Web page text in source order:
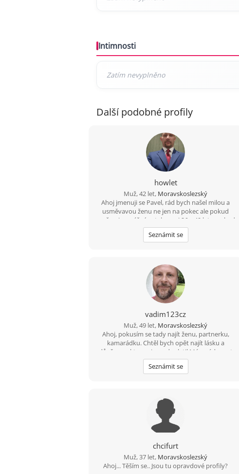
Intimnosti
Další podobné profily
howlet
Muž, 42 let, Moravskoslezský
Ahoj jmenuji se Pavel, rád bych našel milou a
usměvavou ženu ne jen na pokec ale pokud
možno i na vážný vztah mezi 26 a 49 lety, pokud
budeš chtít ozvi se, budu moc rád
Seznámit se
vadim123cz
Muž, 49 let, Moravskoslezský
Ahoj, pokusím se tady najít ženu, partnerku,
kamarádku. Chtěl bych opět najít lásku a
důvěru na kterou jsem doplatil Mám rád sport
zábavu,zahradu a povídání s portnerem
Seznámit se
chcifurt
Muž, 37 let, Moravskoslezský
Ahoj... Těším se.. Jsou tu opravdové profily?